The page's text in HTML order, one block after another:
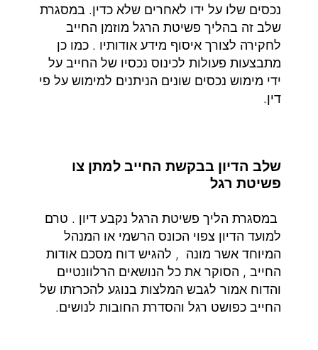
נכסים שלו על ידו לאחרים שלא כדין. במסגרת
שלב זה בהליך פשיטת הרגל מוזמן החייב
לחקירה לצורך איסוף מידע אודותיו . כמו כן
מתבצעות פעולות לכינוס נכסיו של החייב על
ידי מימוש נכסים שונים הניתנים למימוש על פי
דין.
שלב הדיון בבקשת החייב למתן צו
פשיטת רגל
במסגרת הליך פשיטת הרגל נקבע דיון . טרם
למועד הדיון צפוי הכונס הרשמי או המנהל
המיוחד אשר מונה , להגיש דוח מסכם אודות
החייב , הסוקר את כל הנושאים הרלוונטיים
והדוח אמור לגבש המלצות בנוגע להכרזתו של
החייב כפושט רגל והסדרת החובות לנושים.